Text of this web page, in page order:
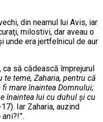
din neamul lui Avis, iar
milostivi, dar aveau o
unde era jertfelnicul de aur
să cădească împrejurul
te teme, Zaharia, pentru că
mare înaintea Domnului;
înaintea lui cu duhul şi cu
Iar Zaharia, auzind
ani?!”.